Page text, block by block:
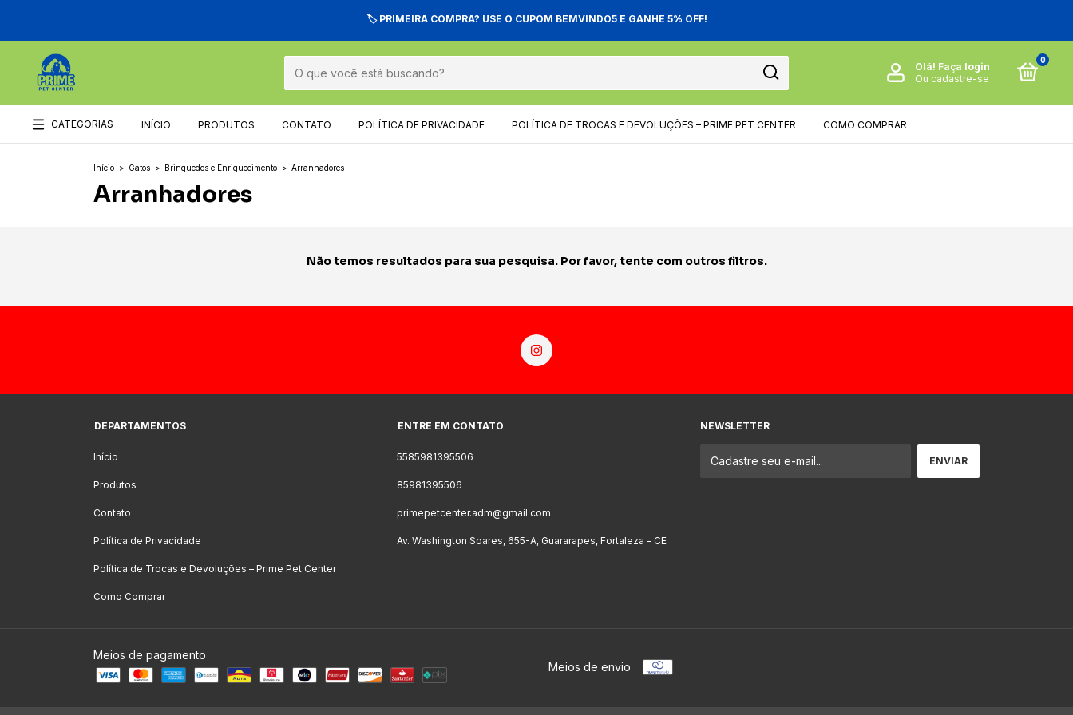
🏷️ PRIMEIRA COMPRA? USE O CUPOM BEMVINDO5 E GANHE 5% OFF!
Olá! Faça login
Ou cadastre-se
0
CATEGORIAS INÍCIO PRODUTOS CONTATO POLÍTICA DE PRIVACIDADE POLÍTICA DE TROCAS E DEVOLUÇÕES – PRIME PET CENTER COMO COMPRAR
Início > Gatos > Brinquedos e Enriquecimento > Arranhadores
Arranhadores
Não temos resultados para sua pesquisa. Por favor, tente com outros filtros.
DEPARTAMENTOS
Início
Produtos
Contato
Política de Privacidade
Política de Trocas e Devoluções – Prime Pet Center
Como Comprar
ENTRE EM CONTATO
5585981395506
85981395506
primepetcenter.adm@gmail.com
Av. Washington Soares, 655-A, Guararapes, Fortaleza - CE
NEWSLETTER
Meios de pagamento
Meios de envio